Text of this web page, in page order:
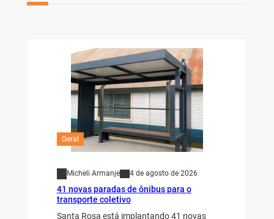
Geral
Micheli Armanje 4 de agosto de 2026
41 novas paradas de ônibus para o
transporte coletivo
Santa Rosa está implantando 41 novas